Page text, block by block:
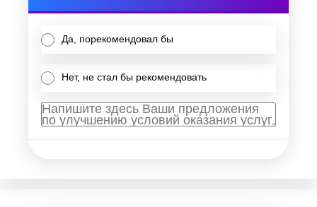
Да, порекомендовал бы
Нет, не стал бы рекомендовать